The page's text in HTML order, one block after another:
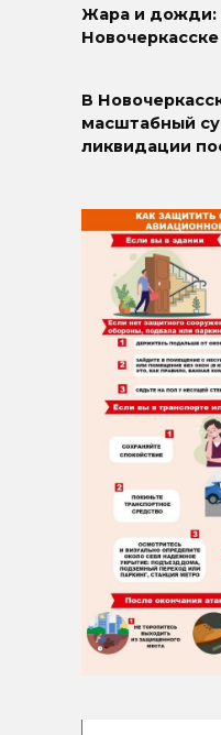
Жара и дожди:
В
масштабный
ликвидации